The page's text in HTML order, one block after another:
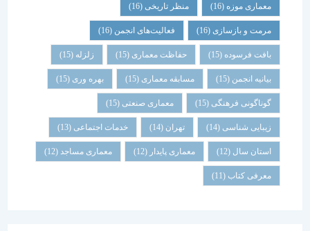
معماری موزه(16) منظر تاریخی (16)
مرمت و بازسازی(16) فعالیت‌های انجمن(16)
بافت فرسوده (15) حفاظت معماری (15) زلزله
بیانیه انجمن(15) مسابقه معماری (15) بهره وری(15)
گوناگونی فرهنگی (15) معماری صنعتی(15)
زیبایی شناسی (14) تهران خدمات اجتماعی (13)
استان سال(12) معماری پایدار (12) معماری مساجد(12)
معرفی کتاب(11)